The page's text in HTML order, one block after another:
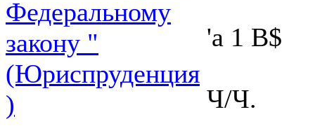
Федеральному
закону "
(Юриспруденция
)
'а 1 В$
Ч/Ч.